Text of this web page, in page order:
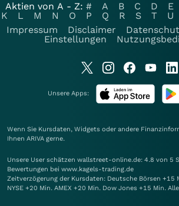
Aktien von A - Z: # A B C D E
K
L M N O P Q R S T U
Impressum
Disclaimer
Einstellungen
Unsere Apps:
Wenn Sie Kursdaten, Widgets oder andere
Ihnen ARIVA gerne.
Unsere User schätzen wallstreet-online.de: 4.8 von 5
Bewertungen bei www.kagels-trading.de
Zeitverzögerung der Kursdaten: Deutsche Börsen +15
NYSE +20 Min. AMEX +20 Min. Dow Jones +15 Min.